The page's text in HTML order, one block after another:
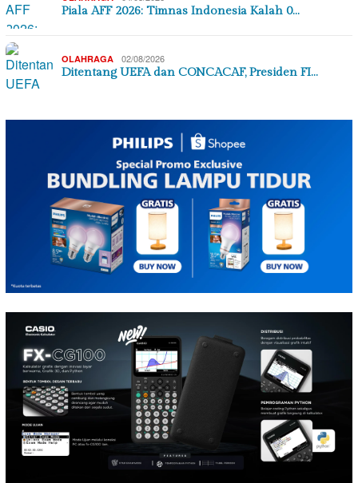
Piala AFF 2026: Timnas Indonesia Kalah 0…
OLAHRAGA 02/08/2026
Ditentang UEFA dan CONCACAF, Presiden FI…